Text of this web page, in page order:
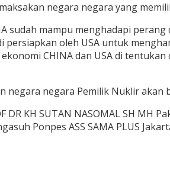
negara negara yang
sudah mampu menghadapi perang
persiapkan oleh USA untuk
CHINA dan USA di
negara negara Pemilik Nuklir
DR KH SUTAN NASOMAL SH
Ponpes ASS SAMA PLUS